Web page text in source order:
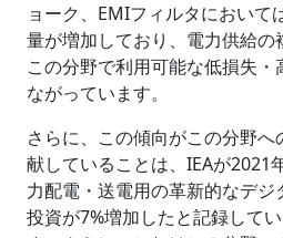
ョーク、EMIフィルタにおいて
量が増加しており、電力供給の
この分野で利用可能な低損失
ながっています。
さらに、この傾向がこの分野
献していることは、IEAが2021
力配電・送電用の革新的なデ
投資が7%増加したと記録して